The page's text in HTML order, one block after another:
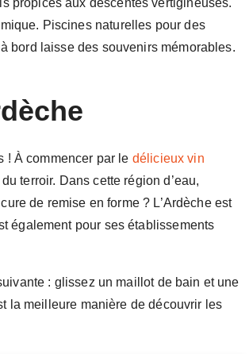
Piscines naturelles pour des
bord laisse des souvenirs mémorables.
! À commencer par le délicieux vin
terroir. Dans cette région d’eau,
de remise en forme ? L’Ardèche est
également pour ses établissements
: glissez un maillot de bain et une
la meilleure manière de découvrir les